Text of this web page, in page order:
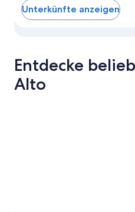
Unterkünfte anzeigen
Entdecke
Alto